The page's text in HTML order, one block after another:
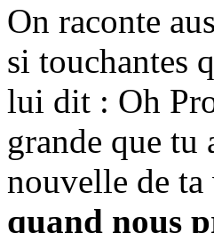
On raconte
si touchantes
lui dit : Oh
grande que tu
nouvelle de ta
quand nous